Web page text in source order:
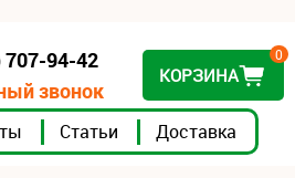
Статьи Доставка
707-94-42
звонок
КОРЗИНА
0